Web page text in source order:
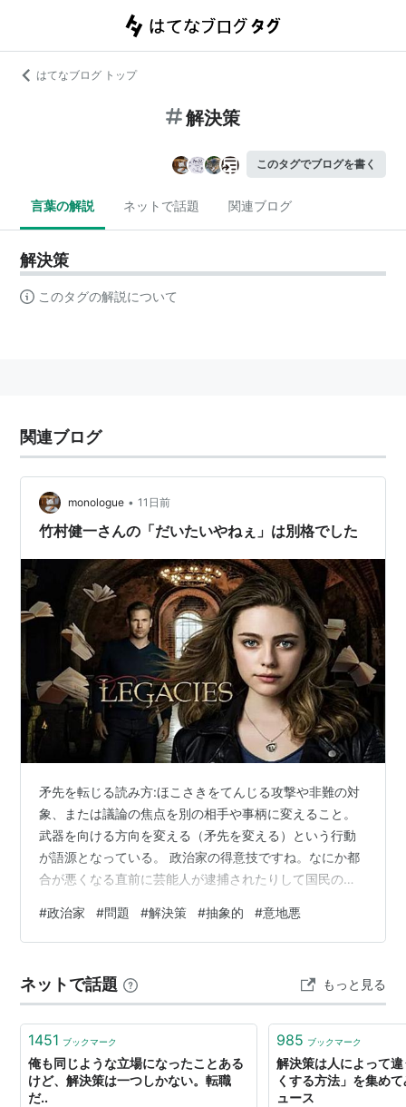
はてなブログ トップ
解決策
このタグでブログを書く
言葉の解説 ネットで話題 関連ブログ
解決策
このタグの解説について
関連ブログ
monologue • 11日前
竹村健一さんの「だいたいやねぇ」は別格でした
矛先を転じる読み方:ほこさきをてんじる攻撃や非難の対
象、または議論の焦点を別の相手や事柄に変えること。
武器を向ける方向を変える（矛先を変える）という行動
が語源となっている。 政治家の得意技ですね。なにか都
合が悪くなる直前に芸能人が逮捕されたりして国民の目
ケだとは思いますけどね。 もっと卑近な例では社内で問
題の解決策を検討しているときなど、「だいたい」とか
す。なぜそんなことをするかと言えば、具体的な話につ
いて行けないのでしょう。”そもそも論”ならどんな場面で
も通用するように一応はみえますからね。 …
#政治家 #問題 #解決策 #抽象的 #意地悪
ネットで話題 もっと見る
1451 ブックマーク
俺も同じような立場になったことある
けど、解決策は一つしかない。転職
だ..
985 ブックマーク
解決策は人によって
くする方法」を集め
ュース